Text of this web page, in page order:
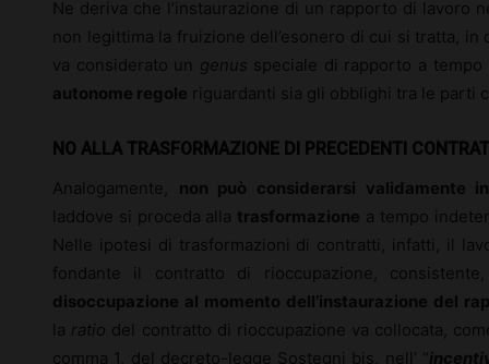
Ne deriva che l’instaurazione di un rapporto di lavoro
non legittima la fruizione dell’esonero di cui si tratta,
va considerato un genus speciale di rapporto a
autonome regole riguardanti sia gli obblighi tra le parti
NO ALLA TRASFORMAZIONE DI PRECEDENTI
Analogamente, non può considerarsi validamente
laddove si proceda alla trasformazione a tempo
Nelle ipotesi di trasformazioni di contratti, infatti, il
fondante il contratto di rioccupazione,
disoccupazione al momento dell’instaurazione del
la ratio del contratto di rioccupazione va collocata,
comma 1, del decreto-legge Sostegni bis, nell’ “